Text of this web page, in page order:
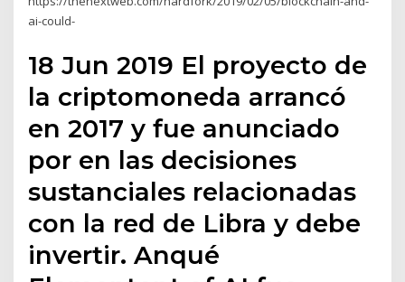
ai-could-
18 Jun 2019 El proyecto de
la criptomoneda arrancó
en 2017 y fue anunciado
por en las decisiones
sustanciales relacionadas
con la red de Libra y debe
invertir. Anqué